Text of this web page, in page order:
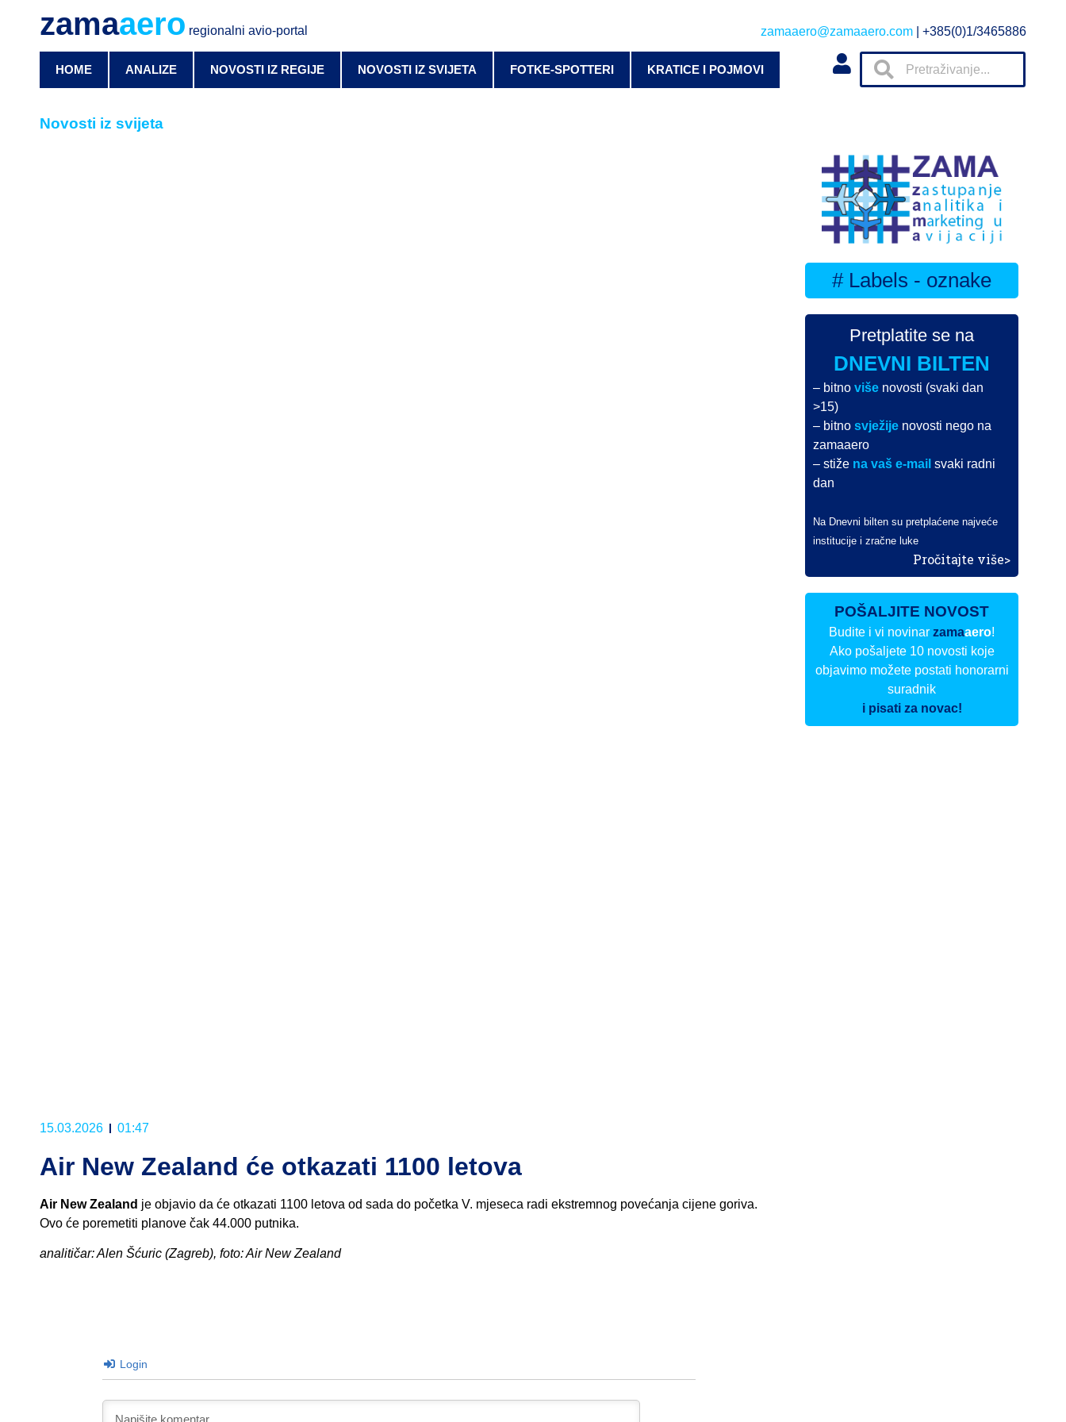
zamaaero regionalni avio-portal zamaaero@zamaaero.com | +385(0)1/3465886
HOME ANALIZE NOVOSTI IZ REGIJE NOVOSTI IZ SVIJETA FOTKE-SPOTTERI KRATICE I POJMOVI
Novosti iz svijeta
15.03.2026 01:47
Air New Zealand će otkazati 1100 letova
Air New Zealand je objavio da će otkazati 1100 letova od sada do početka V. mjeseca radi ekstremnog povećanja cijene goriva.
Ovo će poremetiti planove čak 44.000 putnika.
analitičar: Alen Šćuric (Zagreb), foto: Air New Zealand
Login
# Labels - oznake
Pretplatite se na
DNEVNI BILTEN
– bitnoviše novosti (svaki dan
>15)
– bitnosvježije novosti nego na
zamaaero
– stiže na vaš e-mail svaki radni
dan
Na Dnevni bilten su pretplaćene najveće
institucije i zračne luke
Pročitajte više>
POŠALJITE NOVOST
Budite i vi novinarzamaaero!
Ako pošaljete 10 novosti koje
objavimo možete postati honorarni
suradnik
i pisati za novac!